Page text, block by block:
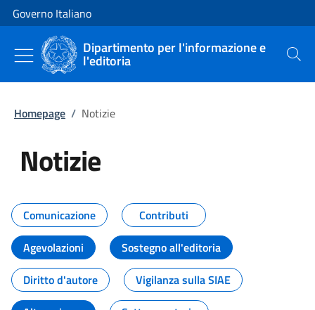
Vai al contenuto
Vai alla navigazione del sito
Governo Italiano
Dipartimento per l'informazione e
l'editoria Cerca
Homepage / Notizie
Notizie
Tutti i contenuti della pagina
Comunicazione
Contributi
Agevolazioni
Sostegno all'editoria
Diritto d'autore
Vigilanza sulla SIAE